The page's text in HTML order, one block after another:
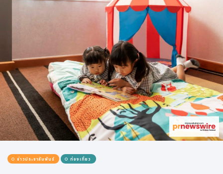
เอไอ
การศึกษา
ศิลปะ, วัฒนธรรม
ศาสนา
การเมือง
ธุรกิจ, สังคม
ข่าวประชาสัมพันธ์ ท่องเที่ยว